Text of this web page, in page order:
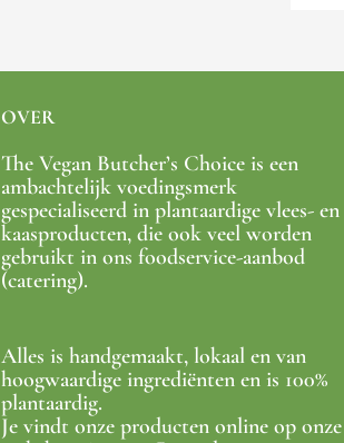
OVER
The Vegan Butcher’s Choice is een
ambachtelijk voedingsmerk
gespecialiseerd in plantaardige vlees- en
kaasproducten, die ook veel worden
gebruikt in ons foodservice-aanbod
(catering).
Alles is handgemaakt, lokaal en van
hoogwaardige ingrediënten en is 100%
plantaardig.
Je vindt onze producten online op onze